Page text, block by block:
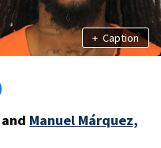
+ Caption
and Manuel Márquez,